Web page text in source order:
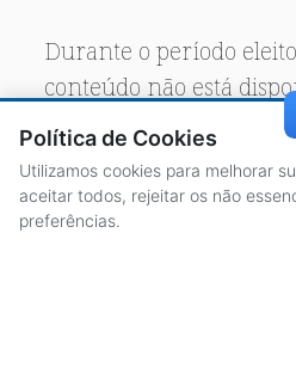
Durante o período
conteúdo não está
acesso público.
Política de Cookies
Utilizamos cookies para melhorar
aceitar todos, rejeitar os não
preferências.